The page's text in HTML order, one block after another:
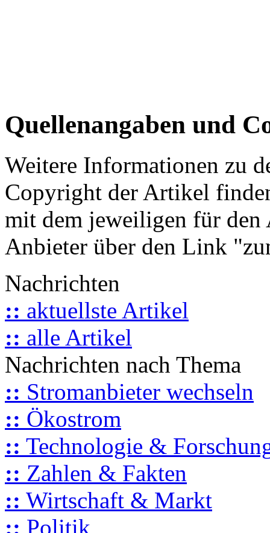
Quellenangaben und
Weitere Informationen zu
Copyright der Artikel
mit dem jeweiligen für
Anbieter über den Link
Nachrichten
:: aktuellste Artikel
:: alle Artikel
Nachrichten nach Thema
:: Stromanbieter wechseln
:: Ökostrom
:: Technologie &
:: Zahlen & Fakten
:: Wirtschaft & Markt
:: Politik